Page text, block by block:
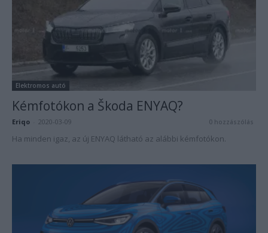
Elektromos autó
Kémfotókon a Škoda ENYAQ?
Eriqo 2020-03-09 0 hozzászólás
Ha minden igaz, az új ENYAQ látható az alábbi kémfotókon.